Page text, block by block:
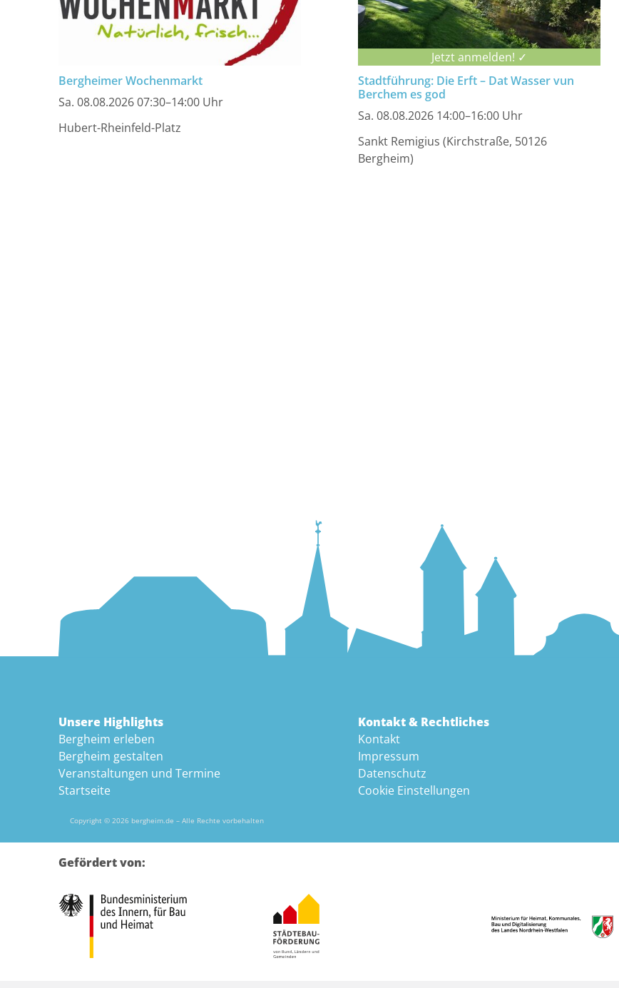
Bergheimer Wochenmarkt
Sa. 08.08.2026 07:30–14:00 Uhr
Hubert-Rheinfeld-Platz
Jetzt anmelden! ✓
Stadtführung: Die Erft – Dat Wasser vun
Berchem es god
Sa. 08.08.2026 14:00–16:00 Uhr
Sankt Remigius (Kirchstraße, 50126
Bergheim)
Unsere Highlights
Bergheim erleben
Bergheim gestalten
Veranstaltungen und Termine
Startseite
Kontakt & Rechtliches
Kontakt
Impressum
Datenschutz
Cookie Einstellungen
Copyright © 2026 bergheim.de – Alle Rechte vorbehalten
Gefördert von: